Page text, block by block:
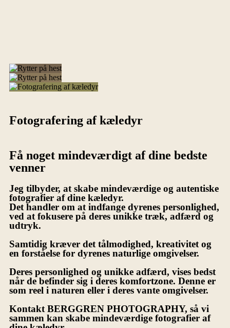
Fotografering af kæledyr
Få noget mindeværdigt af dine bedste
venner
Jeg tilbyder, at skabe mindeværdige og autentiske
fotografier af dine kæledyr.
Det handler om at indfange dyrenes personlighed,
ved at fokusere på deres unikke træk, adfærd og
udtryk.
Samtidig kræver det tålmodighed, kreativitet og
en forståelse for dyrenes naturlige omgivelser.
Deres personlighed og unikke adfærd, vises bedst
når de befinder sig i deres komfortzone. Denne er
som reel i naturen eller i deres vante omgivelser.
Kontakt BERGGREN PHOTOGRAPHY, så vi
sammen kan skabe mindeværdige fotografier af